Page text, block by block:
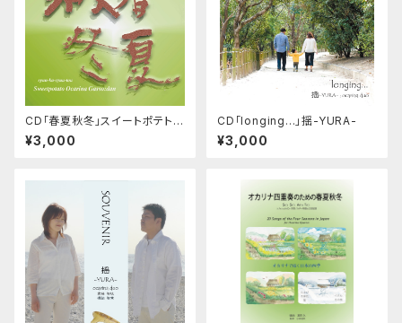
CD「春夏秋冬」スイートポテトオ
カリナ合奏団
¥3,000
CD「longing...」揺-YURA-
¥3,000